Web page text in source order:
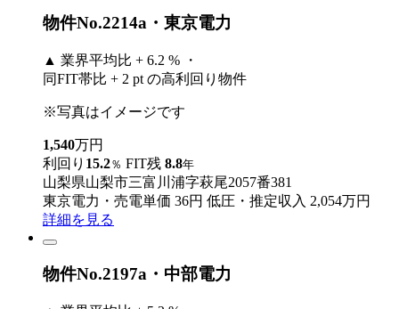
物件No.2214a・東京電力
▲ 業界平均比 + 6.2 % ・
同FIT帯比 + 2 pt の高利回り物件
※写真はイメージです
1,540万円
利回り 15.2％ FIT残 8.8年
山梨県山梨市三富川浦字萩尾2057番381
東京電力・売電単価 36円 低圧・推定収入 2,054万円
詳細を見る
物件No.2197a・中部電力